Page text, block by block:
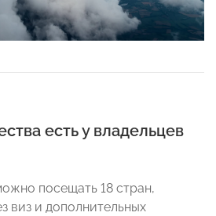
есть у владельцев
посещать 18 стран,
виз и дополнительных